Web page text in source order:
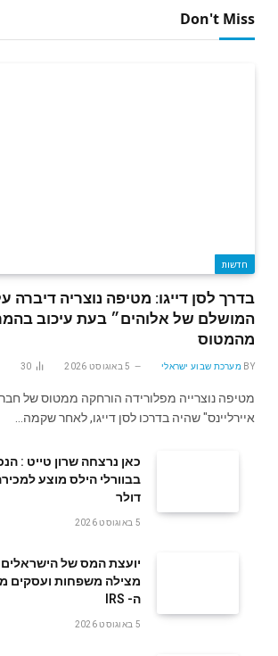
Don't Miss
חדשות
בדרך לסן דייגו: מטיפה נוצריה דיברה
המושלם של אלוהים״ בעת עיכוב
מהמטוס
BY מערכת שבוע ישראלי 5 באוגוסט 2026 30
מטיפה נוצרייה מפלורידה הורחקה ממטוס של
איירליינס" שהיה בדרכו לסן דייגו, לאחר שקמה…
‬דולר
5 באוגוסט 2026
‬ה- IRS
5 באוגוסט 2026